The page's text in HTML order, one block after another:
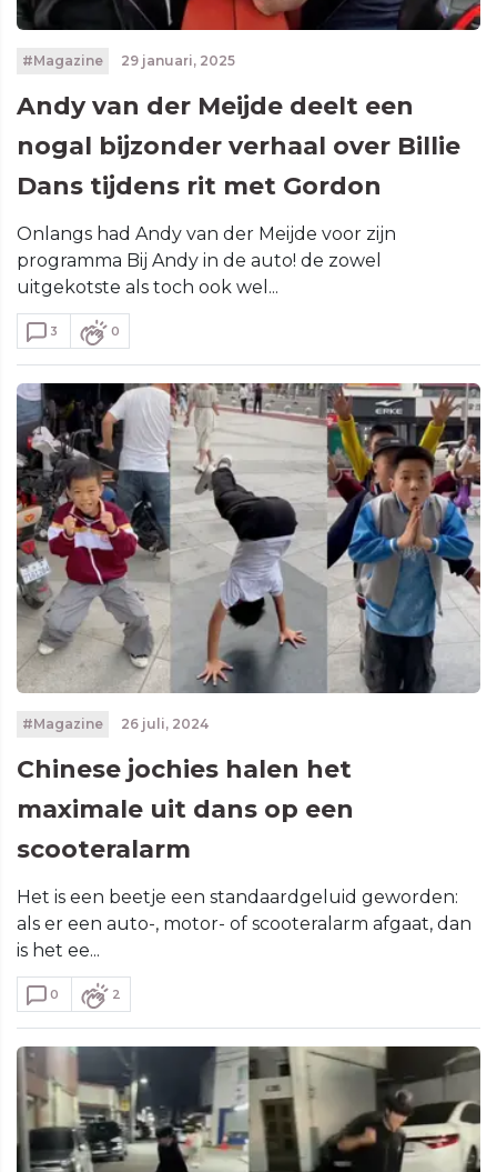
#Magazine 29 januari, 2025
Andy van der Meijde deelt een
nogal bijzonder verhaal over Billie
Dans tijdens rit met Gordon
Onlangs had Andy van der Meijde voor zijn
programma Bij Andy in de auto! de zowel
uitgekotste als toch ook wel...
3 0
#Magazine 26 juli, 2024
Chinese jochies halen het
maximale uit dans op een
scooteralarm
Het is een beetje een standaardgeluid geworden:
als er een auto-, motor- of scooteralarm afgaat, dan
is het ee...
0 2